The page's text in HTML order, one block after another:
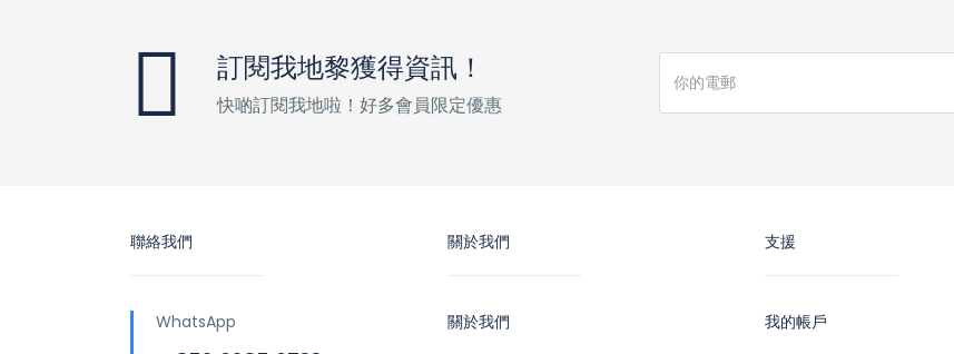
訂閱我地黎獲得資訊！
快啲訂閱我地啦！好多會員限定優惠
聯絡我們
WhatsApp
關於我們
關於我們
支援
我的帳戶